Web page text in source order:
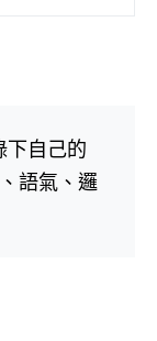
下自己的
語氣、邏